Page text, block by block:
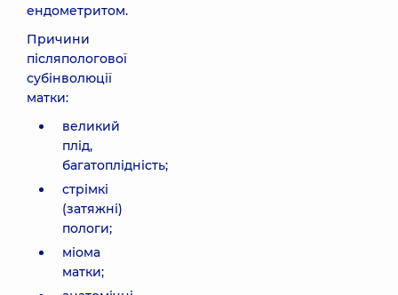
ендометритом.
Причини
післяпологової
субінволюції
матки:
великий
плід,
багатоплідність;
стрімкі
(затяжні)
пологи;
міома
матки;